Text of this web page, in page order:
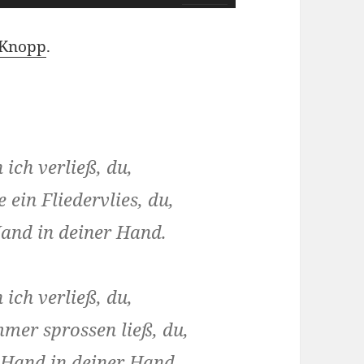
Hoch/Runter
.
ich verließ, du,
ein Fliedervlies, du,
in deiner Hand.
ich verließ, du,
sprossen ließ, du,